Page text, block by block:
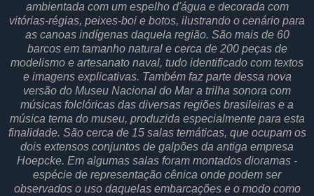
ambientada com um espelho d'água e decorada com
vitórias-régias, peixes-boi e botos, ilustrando o cenário para
as canoas indígenas daquela região. São mais de 60
barcos em tamanho natural e cerca de 200 peças de
modelismo e artesanato naval, tudo identificado com textos
e imagens explicativas. Também faz parte dessa nova
versão do Museu Nacional do Mar a trilha sonora com
músicas folclóricas das diversas regiões brasileiras e a
música tema do museu, produzida especialmente para esta
finalidade. São cerca de 15 salas temáticas, que ocupam os
dois extensos conjuntos de galpões da antiga empresa
Hoepcke. Em algumas salas foram montados dioramas -
espécie de representação cênica onde podem ser
observados o uso daquelas embarcações e o modo como